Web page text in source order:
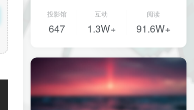
投影馆
647
互动
1.3W+
阅读
91.6W+